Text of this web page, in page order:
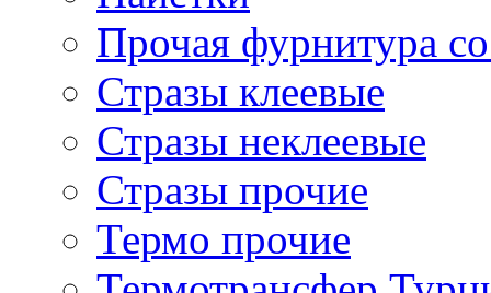
Прочая фурнитура
Стразы клеевые
Стразы неклеевые
Стразы прочие
Термо прочие